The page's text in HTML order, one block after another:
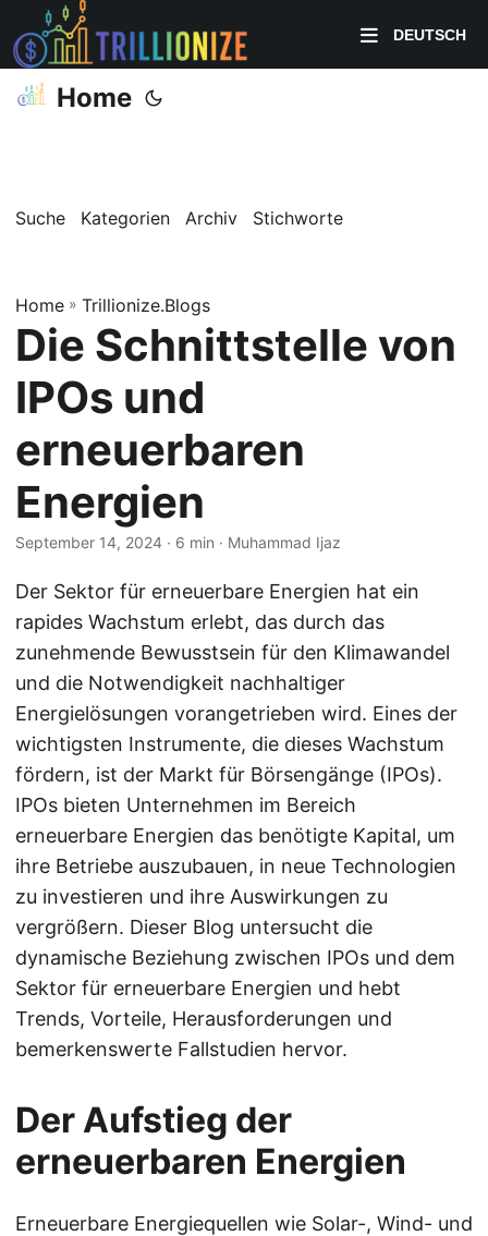
DEUTSCH
Home
Suche Kategorien Archiv Stichworte
Home » Trillionize.Blogs
Die Schnittstelle von
IPOs und
erneuerbaren
Energien
September 14, 2024 · 6 min · Muhammad Ijaz
Der Sektor für erneuerbare Energien hat ein
rapides Wachstum erlebt, das durch das
zunehmende Bewusstsein für den Klimawandel
und die Notwendigkeit nachhaltiger
Energielösungen vorangetrieben wird. Eines der
wichtigsten Instrumente, die dieses Wachstum
fördern, ist der Markt für Börsengänge (IPOs).
IPOs bieten Unternehmen im Bereich
erneuerbare Energien das benötigte Kapital, um
ihre Betriebe auszubauen, in neue Technologien
zu investieren und ihre Auswirkungen zu
vergrößern. Dieser Blog untersucht die
dynamische Beziehung zwischen IPOs und dem
Sektor für erneuerbare Energien und hebt
Trends, Vorteile, Herausforderungen und
bemerkenswerte Fallstudien hervor.
Der Aufstieg der
erneuerbaren Energien
Erneuerbare Energiequellen wie Solar-, Wind- und